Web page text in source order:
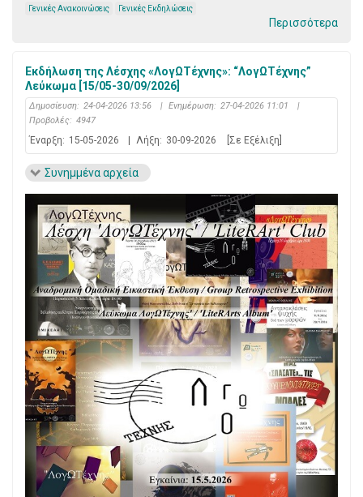
Γενικές Ανακοινώσεις Γενικές Εκδηλώσεις
Περισσότερα
Εκδήλωση της Λέσχης «ΛογΩΤέχνης»: “ΛογΩΤέχνης”
Λεύκωμα [15/05-30/09/2026]
Δημοσίευση: 24-04-2026 13:56 | Ενημέρωση: 27-04-2026 11:01
|
Προβολές: 4947
Έναρξη: 15-05-2026 Λήξη: 30-09-2026 [Σε Εξέλιξη]
Συνημμένα αρχεία